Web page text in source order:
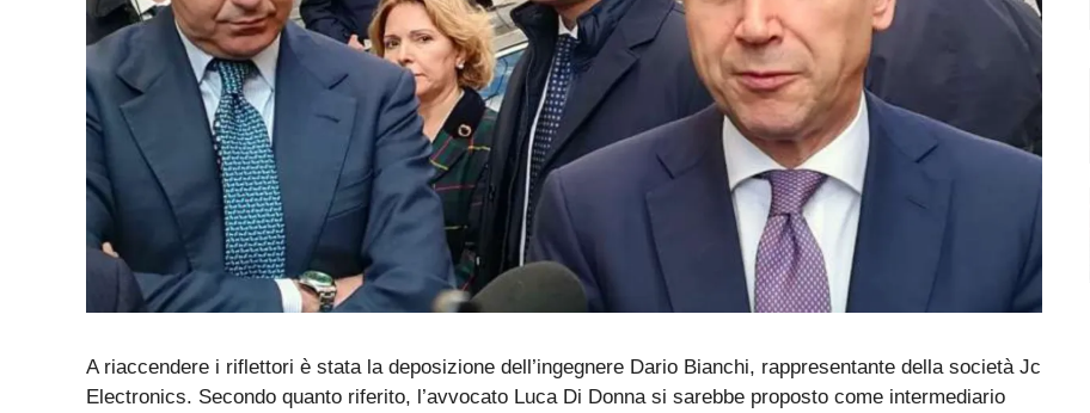
A riaccendere i riflettori è stata la deposizione dell’ingegnere Dario Bianchi, rappresentante della società Jc
Electronics. Secondo quanto riferito, l’avvocato Luca Di Donna si sarebbe proposto come intermediario